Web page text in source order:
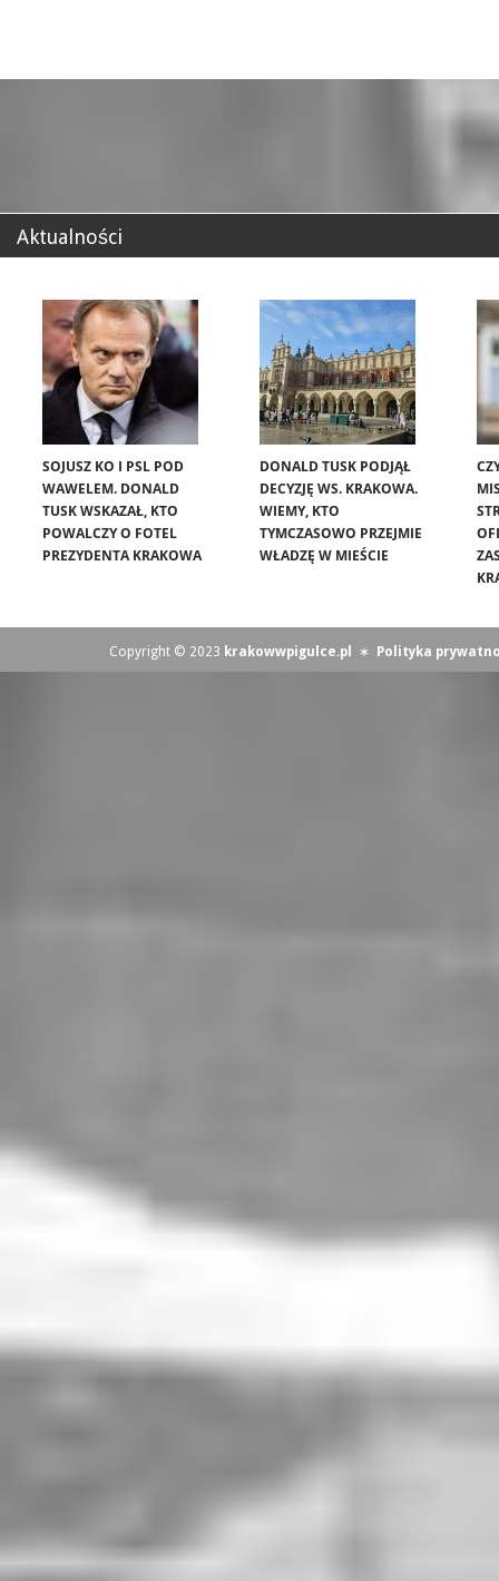
Aktualności
SOJUSZ KO I PSL POD
WAWELEM. DONALD
TUSK WSKAZAŁ, KTO
POWALCZY O FOTEL
PREZYDENTA KRAKOWA
DONALD TUSK PODJĄŁ
DECYZJĘ WS. KRAKOWA.
WIEMY, KTO
TYMCZASOWO PRZEJMIE
WŁADZĘ W MIEŚCIE
Copyright © 2023 krakowwpigulce.pl ∗ Polityka